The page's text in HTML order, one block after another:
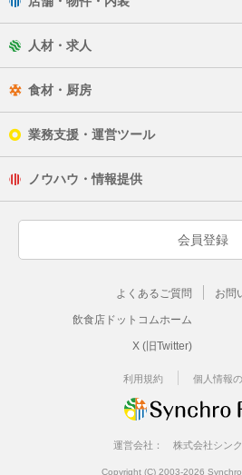
人材・求人
食材・厨房
業務支援・運営ツール
ノウハウ・情報提供
会員登録
よくあるご質問 お問
飲食店ドットコムホーム
X (旧Twitter)
利用規約 個人情報
運営会社： 株式会社シン
Copyright (C) 2003-2026